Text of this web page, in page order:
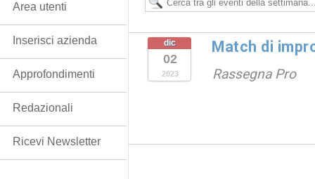
dic
02
2023
Match di
Rassegna Pro
Area utenti
Inserisci azienda
Approfondimenti
Redazionali
Ricevi Newsletter